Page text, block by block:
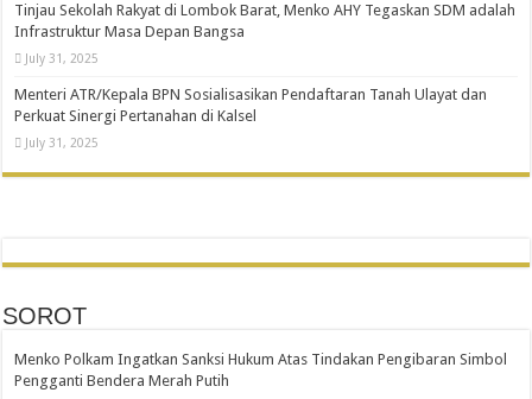
Tinjau Sekolah Rakyat di Lombok Barat, Menko AHY Tegaskan SDM adalah
Infrastruktur Masa Depan Bangsa
July 31, 2025
Menteri ATR/Kepala BPN Sosialisasikan Pendaftaran Tanah Ulayat dan
Perkuat Sinergi Pertanahan di Kalsel
July 31, 2025
SOROT
Menko Polkam Ingatkan Sanksi Hukum Atas Tindakan Pengibaran Simbol
Pengganti Bendera Merah Putih